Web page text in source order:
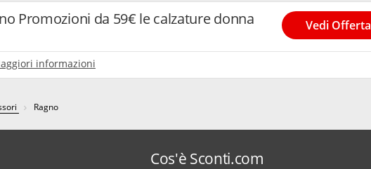
Promozioni da 59€ le calzature donna
informazioni
Vedi Offerta
Ragno
Cos'è Sconti.com